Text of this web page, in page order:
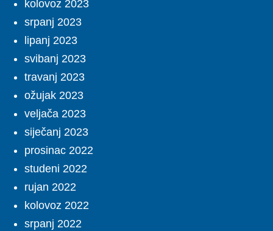
kolovoz 2023
srpanj 2023
lipanj 2023
svibanj 2023
travanj 2023
ožujak 2023
veljača 2023
siječanj 2023
prosinac 2022
studeni 2022
rujan 2022
kolovoz 2022
srpanj 2022